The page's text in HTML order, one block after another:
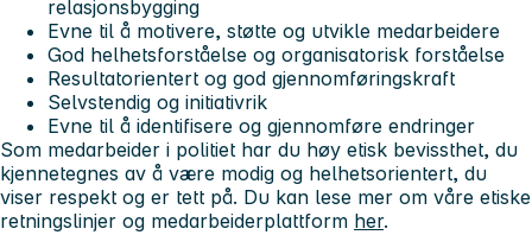
relasjonsbygging
Evne til å motivere, støtte og utvikle medarbeidere
God helhetsforståelse og organisatorisk forståelse
Resultatorientert og god gjennomføringskraft
Selvstendig og initiativrik
Evne til å identifisere og gjennomføre endringer
Som medarbeider i politiet har du høy etisk bevissthet, du
kjennetegnes av å være modig og helhetsorientert, du
viser respekt og er tett på. Du kan lese mer om våre etiske
retningslinjer og medarbeiderplattform her.